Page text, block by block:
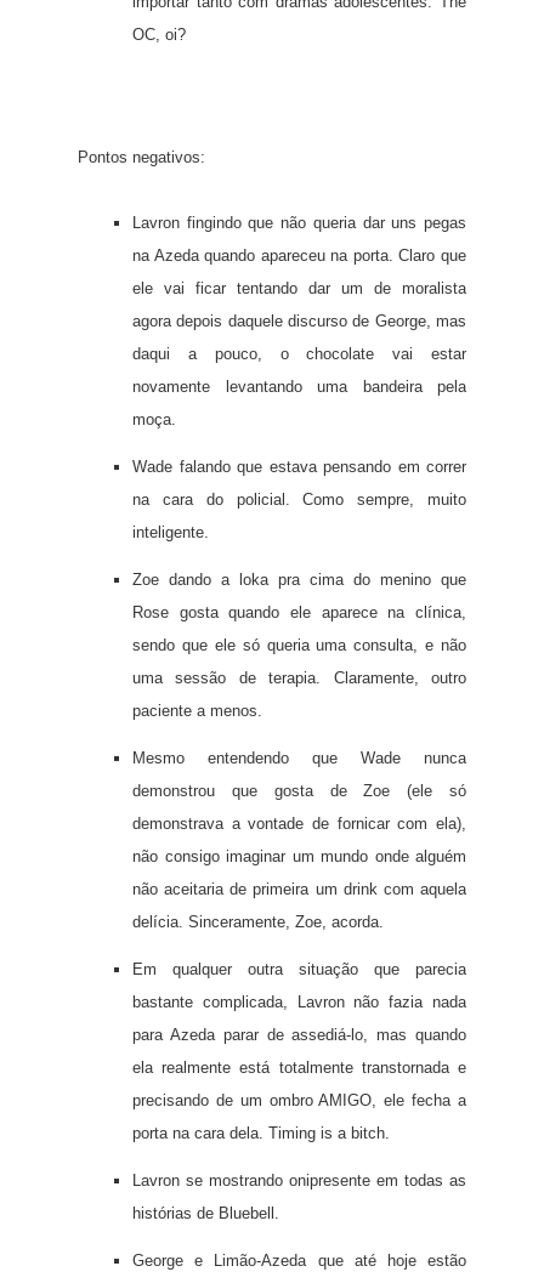
OC, oi?
Pontos negativos:
Lavron fingindo que não queria dar uns pegas
na Azeda quando apareceu na porta. Claro que
ele vai ficar tentando dar um de moralista
agora depois daquele discurso de George, mas
daqui a pouco, o chocolate vai estar
novamente levantando uma bandeira pela
moça.
Wade falando que estava pensando em correr
na cara do policial. Como sempre, muito
inteligente.
Zoe dando a loka pra cima do menino que
Rose gosta quando ele aparece na clínica,
sendo que ele só queria uma consulta, e não
uma sessão de terapia. Claramente, outro
paciente a menos.
Mesmo entendendo que Wade nunca
demonstrou que gosta de Zoe (ele só
demonstrava a vontade de fornicar com ela),
não consigo imaginar um mundo onde alguém
não aceitaria de primeira um drink com aquela
delícia. Sinceramente, Zoe, acorda.
Em qualquer outra situação que parecia
bastante complicada, Lavron não fazia nada
para Azeda parar de assediá-lo, mas quando
ela realmente está totalmente transtornada e
precisando de um ombro AMIGO, ele fecha a
porta na cara dela. Timing is a bitch.
Lavron se mostrando onipresente em todas as
histórias de Bluebell.
George e Limão-Azeda que até hoje estão